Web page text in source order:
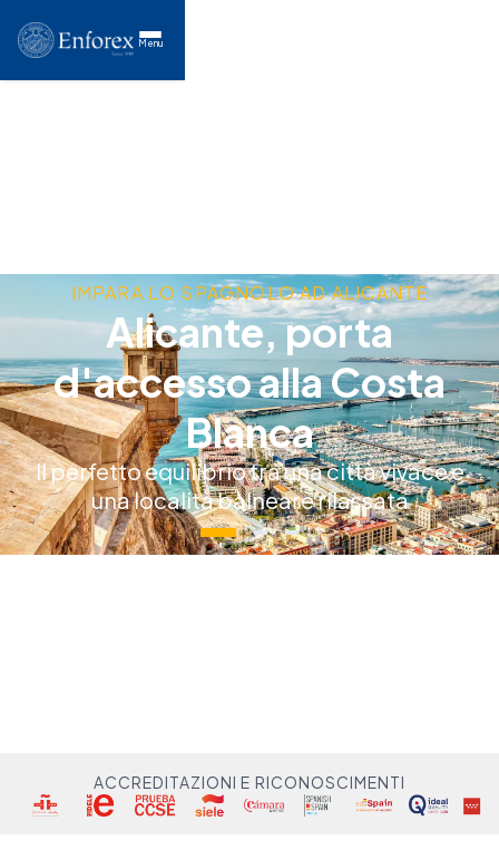
Menu
IMPARA LO SPAGNOLO AD ALICANTE
Alicante, porta
d'accesso alla Costa
Blanca
Il perfetto equilibrio tra una città vivace e
una località balneare rilassata
ACCREDITAZIONI E RICONOSCIMENTI